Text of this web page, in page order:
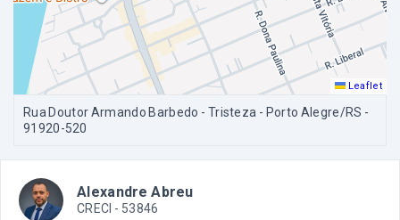
Leaflet
Rua Doutor Armando Barbedo - Tristeza - Porto Alegre/RS -
91920-520
Alexandre Abreu
CRECI - 53846